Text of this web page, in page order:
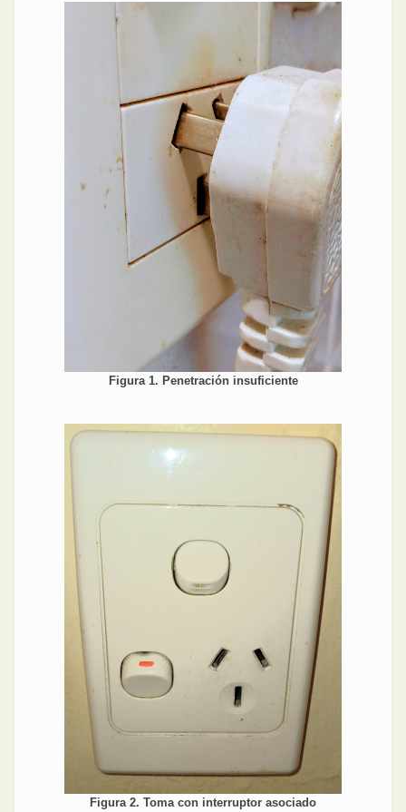
Figura 1. Penetración insuficiente
Figura 2. Toma con interruptor asociado